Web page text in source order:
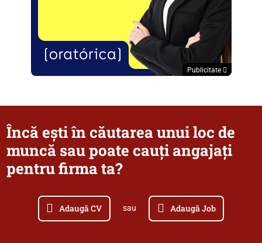
Publicitate
Încă ești în căutarea unui loc de
muncă sau poate cauți angajați
pentru firma ta?
Adaugă CV sau Adaugă Job